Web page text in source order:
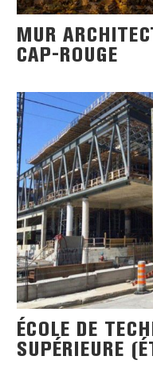
MUR
CAP-ROUGE
ÉCOLE DE
SUPÉRIEURE